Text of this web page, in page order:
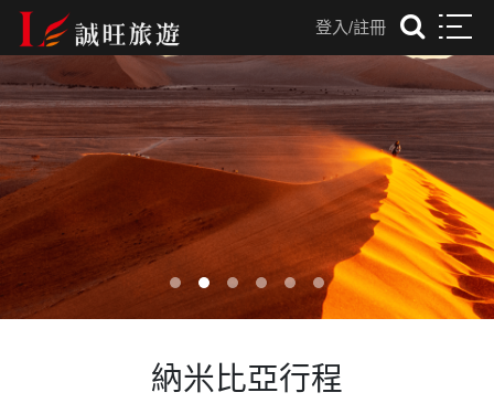
登入/註冊
往前 往後
納米比亞行程